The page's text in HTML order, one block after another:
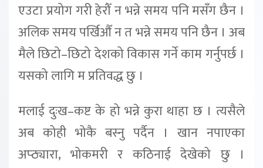
एउटा प्रयोग गरी हेरौँ न भन्ने समय पनि मसँग छैन ।
अलिक समय पर्खिऔँ न त भन्ने समय पनि छैन । अब
मैले छिटो–छिटो देशको विकास गर्ने काम गर्नुपर्छ ।
यसको लागि म प्रतिवद्ध छु ।
मलाई दुःख–कष्ट के हो भन्ने कुरा थाहा छ । त्यसैले
अब कोही भोकै बस्नु पर्दैन । खान नपाएका
अप्ठ्यारा, भोकमरी र कठिनाई देखेको छु ।